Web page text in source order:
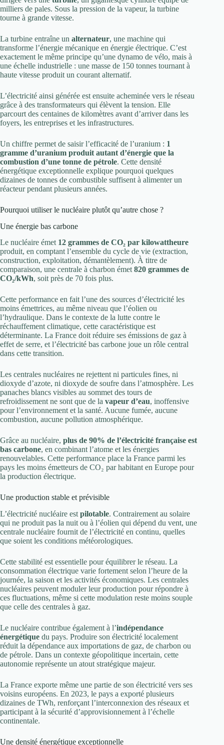
milliers de pales. Sous la pression de la vapeur, la turbine
tourne à grande vitesse.
La turbine entraîne un alternateur, une machine qui
transforme l’énergie mécanique en énergie électrique. C’est
exactement le même principe qu’une dynamo de vélo, mais à
une échelle industrielle : une masse de 150 tonnes tournant à
haute vitesse produit un courant alternatif.
L’électricité ainsi générée est ensuite acheminée vers le réseau
grâce à des transformateurs qui élèvent la tension. Elle
parcourt des centaines de kilomètres avant d’arriver dans les
foyers, les entreprises et les infrastructures.
Un chiffre permet de saisir l’efficacité de l’uranium : 1
gramme d’uranium produit autant d’énergie que la
combustion d’une tonne de pétrole. Cette densité
énergétique exceptionnelle explique pourquoi quelques
dizaines de tonnes de combustible suffisent à alimenter un
réacteur pendant plusieurs années.
Pourquoi utiliser le nucléaire plutôt qu’autre chose ?
Une énergie bas carbone
Le nucléaire émet 12 grammes de CO₂ par kilowattheure
produit, en comptant l’ensemble du cycle de vie (extraction,
construction, exploitation, démantèlement). À titre de
comparaison, une centrale à charbon émet820 grammes de
CO₂/kWh, soit près de 70 fois plus.
Cette performance en fait l’une des sources d’électricité les
moins émettrices, au même niveau que l’éolien ou
l’hydraulique. Dans le contexte de la lutte contre le
réchauffement climatique, cette caractéristique est
déterminante. La France doit réduire ses émissions de gaz à
effet de serre, et l’électricité bas carbone joue un rôle central
dans cette transition.
Les centrales nucléaires ne rejettent ni particules fines, ni
dioxyde d’azote, ni dioxyde de soufre dans l’atmosphère. Les
panaches blancs visibles au sommet des tours de
refroidissement ne sont que de la vapeur d’eau, inoffensive
pour l’environnement et la santé. Aucune fumée, aucune
combustion, aucune pollution atmosphérique.
Grâce au nucléaire, plus de 90% de l’électricité française est
bas carbone, en combinant l’atome et les énergies
renouvelables. Cette performance place la France parmi les
pays les moins émetteurs de CO₂ par habitant en Europe pour
la production électrique.
Une production stable et prévisible
L’électricité nucléaire est pilotable. Contrairement au solaire
qui ne produit pas la nuit ou à l’éolien qui dépend du vent, une
centrale nucléaire fournit de l’électricité en continu, quelles
que soient les conditions météorologiques.
Cette stabilité est essentielle pour équilibrer le réseau. La
consommation électrique varie fortement selon l’heure de la
journée, la saison et les activités économiques. Les centrales
nucléaires peuvent moduler leur production pour répondre à
ces fluctuations, même si cette modulation reste moins souple
que celle des centrales à gaz.
Le nucléaire contribue également à l’indépendance
énergétique du pays. Produire son électricité localement
réduit la dépendance aux importations de gaz, de charbon ou
de pétrole. Dans un contexte géopolitique incertain, cette
autonomie représente un atout stratégique majeur.
La France exporte même une partie de son électricité vers ses
voisins européens. En 2023, le pays a exporté plusieurs
dizaines de TWh, renforçant l’interconnexion des réseaux et
participant à la sécurité d’approvisionnement à l’échelle
continentale.
Une densité énergétique exceptionnelle